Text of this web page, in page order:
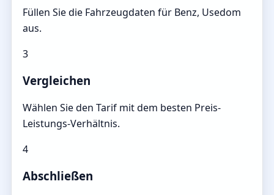
Füllen Sie die Fahrzeugdaten für Benz, Usedom
aus.
3
Vergleichen
Wählen Sie den Tarif mit dem besten Preis-
Leistungs-Verhältnis.
4
Abschließen